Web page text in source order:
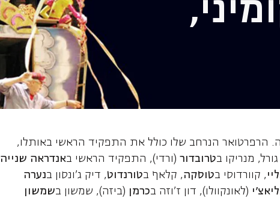
טנור
הרפרטואר הנרחב שלו כולל את התפקיד הראשי באותלו,
מנריקו בטרובדור (ורדי), התפקיד הראשי באנדראה שנייה
, קוורדוסי בטוסקה, קלאף בטורנדוט, דיק ג'ונסון בנערה
(לאונקוולו), דון ז'וזה בכרמן (ביזה), שמשון בשמשון